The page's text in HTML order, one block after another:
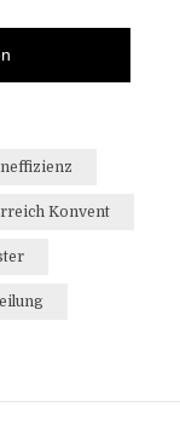
Konvent